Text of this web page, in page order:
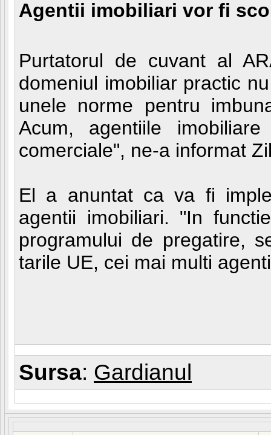
Agentii imobiliari vor fi
Purtatorul de cuvant al
domeniul imobiliar practic
unele norme pentru
Acum, agentiile
comerciale", ne-a informat
El a anuntat ca va fi
agentii imobiliari. "In
programului de pregatire,
tarile UE, cei mai multi
Sursa: Gardianul